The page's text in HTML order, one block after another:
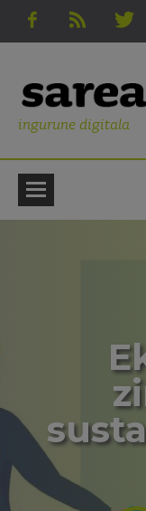
ingurune digitala